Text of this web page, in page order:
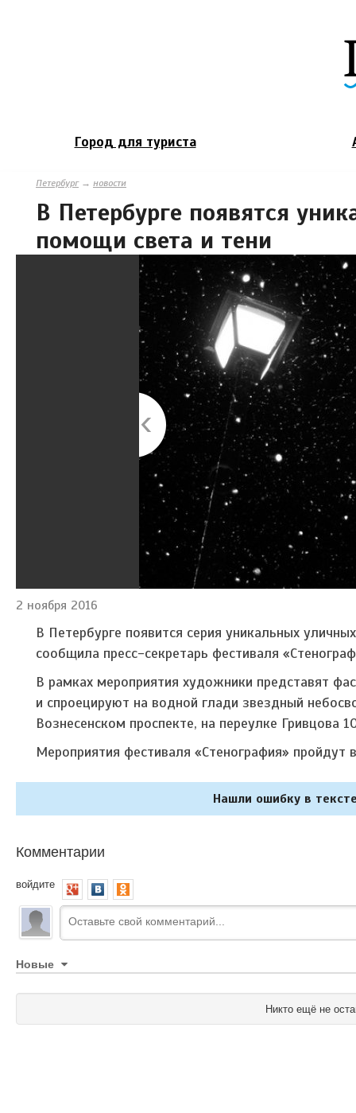
Город для туриста
Петербург→ новости
В Петербурге появятся
помощи света и тени
2 ноября 2016
В Петербурге появится серия уникальных
сообщила пресс-секретарь фестиваля
В рамках мероприятия художники представят
и спроецируют на водной глади звездный
Вознесенском проспекте, на переулке
Мероприятия фестиваля «Стенография» пройдут
Нашли ошибку в
Комментарии
войдите
Новые
Никто ещё не